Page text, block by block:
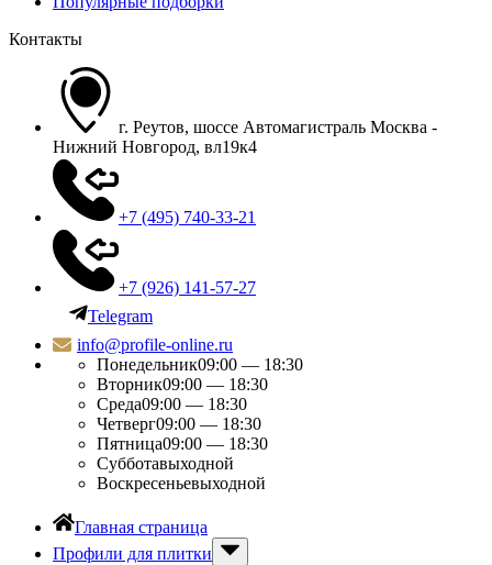
Контакты
г. Реутов, шоссе Автомагистраль Москва -
Нижний Новгород, вл19к4
+7 (495) 740-33-21
+7 (926) 141-57-27
Telegram
info@profile-online.ru
Понедельник09:00 — 18:30
Вторник09:00 — 18:30
Среда09:00 — 18:30
Четверг09:00 — 18:30
Пятница09:00 — 18:30
Субботавыходной
Воскресеньевыходной
Главная страница
Профили для плитки